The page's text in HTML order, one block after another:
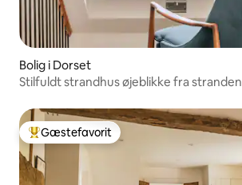
Bolig i Dorset
Stilfuldt strandhus øjeblikke fra stranden
Bedste gæstefavorit
Gæstefavorit